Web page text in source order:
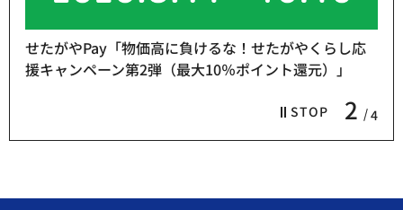
STOP 2 4
せたがやPay「物価高に負けるな！せたがやくらし応
援キャンペーン第2弾（最大10％ポイント還元）」